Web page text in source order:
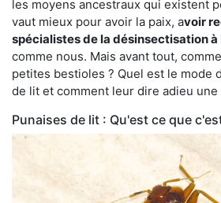
les moyens ancestraux qui existent
vaut mieux pour avoir la paix, avoir
spécialistes de la désinsectisation
comme nous. Mais avant tout,
petites bestioles ? Quel est le mode
de lit et comment leur dire adieu
Punaises de lit : Qu'est ce que